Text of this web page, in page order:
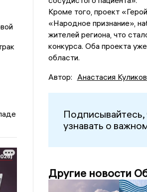
Кроме того, проект
«Народное признание»,
жителей региона, что
конкурса. Оба проекта
области.
Автор: Анастасия
узнавать о
Другие новости